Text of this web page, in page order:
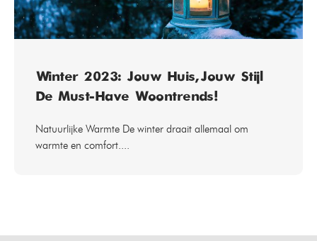
Winter 2023: Jouw Huis, Jouw Stijl –
De Must-Have Woontrends!
Natuurlijke Warmte De winter draait allemaal om
warmte en comfort....